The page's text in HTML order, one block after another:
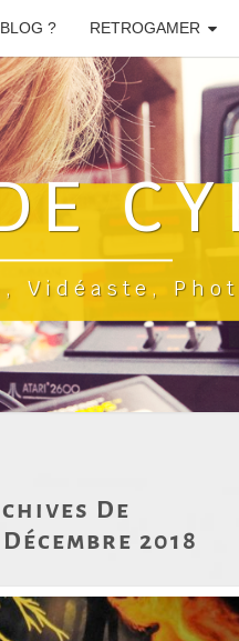
? RETROGAMER
Vidéaste,
De
2018